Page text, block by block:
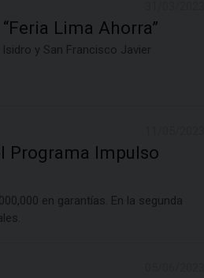
Lima Ahorra”
y San Francisco Javier
Programa Impulso
en garantías. En la segunda